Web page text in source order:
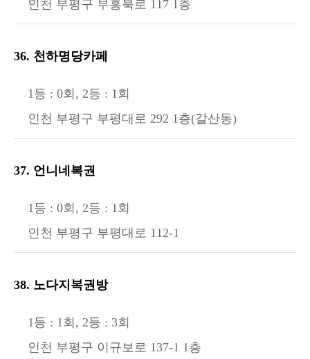
인천 부평구 부흥북로 117 1층
36. 천하명당카페
1등 : 0회, 2등 : 1회
인천 부평구 부평대로 292 1층(갈산동)
37. 언니네복권
1등 : 0회, 2등 : 1회
인천 부평구 부평대로 112-1
38. 노다지복권방
1등 : 1회, 2등 : 3회
인천 부평구 이규보로 137-1 1층